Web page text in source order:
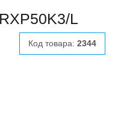
L
Код товара: 2344